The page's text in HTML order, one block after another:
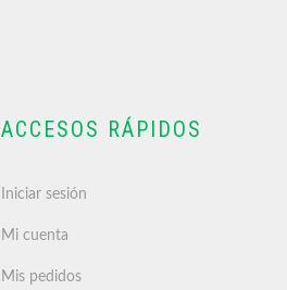
ACCESOS RÁPIDOS
Iniciar sesión
Mi cuenta
Mis pedidos